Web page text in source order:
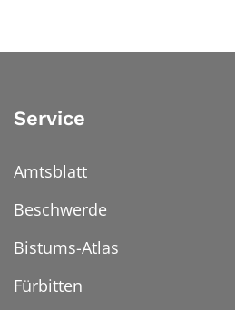
Service
Amtsblatt
Beschwerde
Bistums-Atlas
Fürbitten